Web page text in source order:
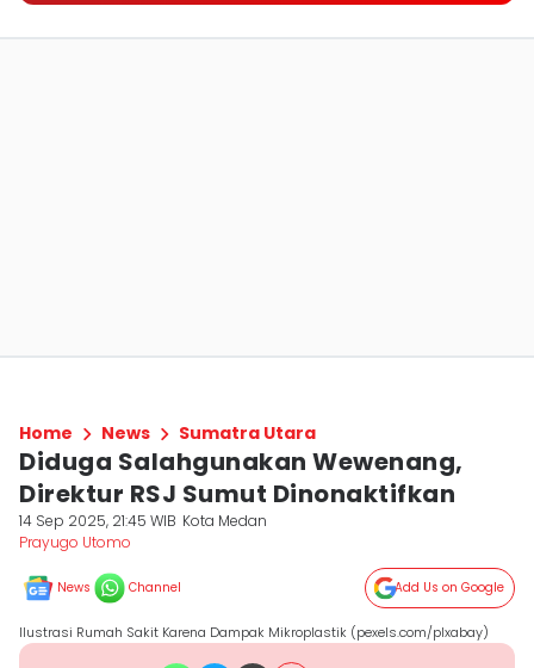
Home News Sumatra Utara
Diduga Salahgunakan Wewenang,
Direktur RSJ Sumut Dinonaktifkan
14 Sep 2025, 21:45 WIB Kota Medan
Prayugo Utomo
News Channel Add Us on Google
Ilustrasi Rumah Sakit Karena Dampak Mikroplastik (pexels.com/plxabay)